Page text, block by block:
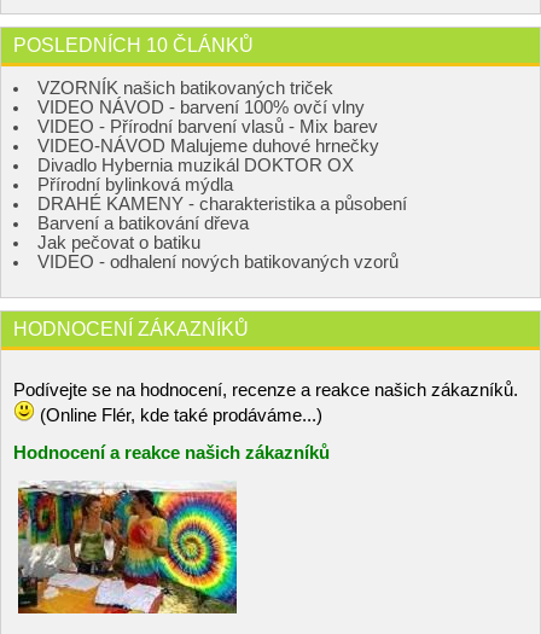
POSLEDNÍCH 10 ČLÁNKŮ
VZORNÍK našich batikovaných triček
VIDEO NÁVOD - barvení 100% ovčí vlny
VIDEO - Přírodní barvení vlasů - Mix barev
VIDEO-NÁVOD Malujeme duhové hrnečky
Divadlo Hybernia muzikál DOKTOR OX
Přírodní bylinková mýdla
DRAHÉ KAMENY - charakteristika a působení
Barvení a batikování dřeva
Jak pečovat o batiku
VIDEO - odhalení nových batikovaných vzorů
HODNOCENÍ ZÁKAZNÍKŮ
Podívejte se na hodnocení, recenze a reakce našich zákazníků.
(Online Flér, kde také prodáváme...)
Hodnocení a reakce našich zákazníků